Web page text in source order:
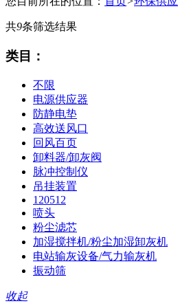
共9条筛选结果
类目：
不限
电源供应器
防静电垫
高效送风口
回风百页
卸料器/卸灰阀
脉冲控制仪
吊挂装置
120512
喷头
粉尘滤芯
加湿搅拌机/粉尘加湿卸灰机
电站输灰设备/气力输灰机
振动筛
收起